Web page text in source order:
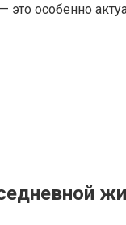
особенно